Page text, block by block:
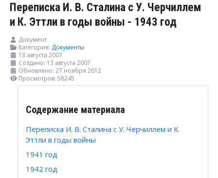
Переписка И. В. Сталина с У. Черчиллем
и К. Эттли в годы войны - 1943 год
Документ
Категория: Документы
13 августа 2007
Создано: 13 августа 2007
Обновлено: 27 ноября 2012
Просмотров: 58245
Содержание материала
Переписка И. В. Сталина с У. Черчиллем и К.
Эттли в годы войны
1941 год
1942 год